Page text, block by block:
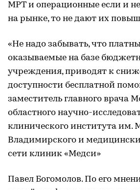
МРТ и операционные если и
на рынке, то не дают их
«Не надо забывать, что
оказываемые на базе
учреждения, приводят к
доступности бесплатной
заместитель главного врача
областного научно-
клинического института им.
Владимирского и
сети клиник «Медси»
Павел Богомолов. По его